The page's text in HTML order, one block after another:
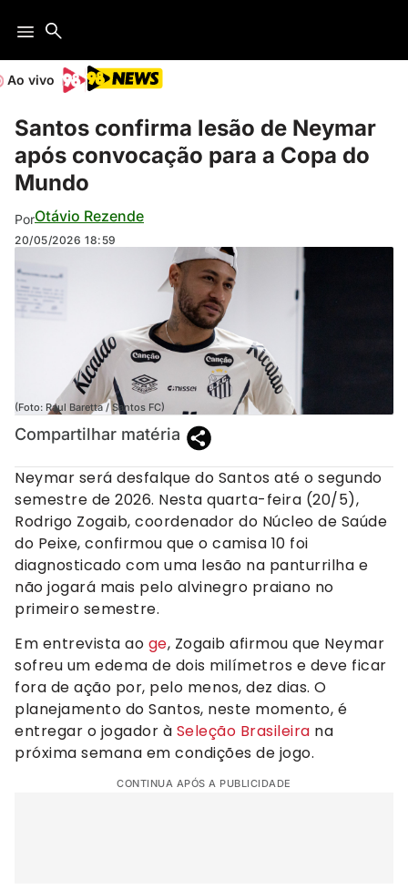
Ao vivo
Santos confirma lesão de Neymar
após convocação para a Copa do
Mundo
PorOtávio Rezende
20/05/2026 18:59
(Foto: Raul Baretta / Santos FC)
Compartilhar matéria
Neymar será desfalque do Santos até o segundo
semestre de 2026. Nesta quarta-feira (20/5),
Rodrigo Zogaib, coordenador do Núcleo de Saúde
do Peixe, confirmou que o camisa 10 foi
diagnosticado com uma lesão na panturrilha e
não jogará mais pelo alvinegro praiano no
primeiro semestre.
Em entrevista ao ge, Zogaib afirmou que Neymar
sofreu um edema de dois milímetros e deve ficar
fora de ação por, pelo menos, dez dias. O
planejamento do Santos, neste momento, é
entregar o jogador à Seleção Brasileira na
próxima semana em condições de jogo.
CONTINUA APÓS A PUBLICIDADE